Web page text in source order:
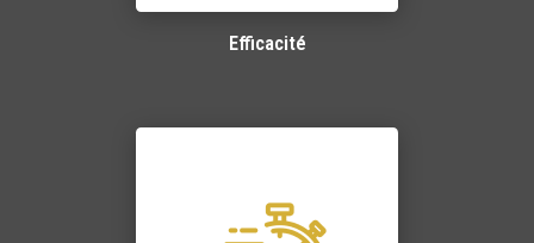
Efficacité